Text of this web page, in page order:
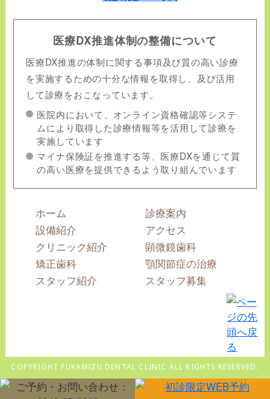
医療DX推進体制の整備について
医療DX推進の体制に関する事項及び質の高い診療
を実施するための十分な情報を取得し、及び活用
して診療をおこなっています。
医院内において、オンライン資格確認等システ
ムにより取得した診療情報等を活用して診療を
実施しています
マイナ保険証を推進する等、医療DXを通じて質
の高い医療を提供できるよう取り組んでいます
ホーム
診療案内
設備紹介
アクセス
クリニック紹介
顕微鏡歯科
矯正歯科
顎関節症の治療
スタッフ紹介
スタッフ募集
COPYRIGHT FUKAMIZU DENTAL CLINIC ALL RIGHTS RESERVED.